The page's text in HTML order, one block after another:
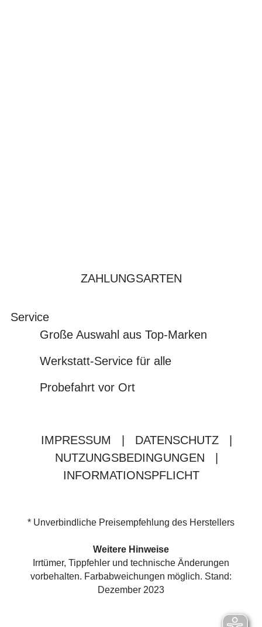
ZAHLUNGSARTEN
Service
Große Auswahl aus Top-Marken
Werkstatt-Service für alle
Probefahrt vor Ort
IMPRESSUM DATENSCHUTZ
NUTZUNGSBEDINGUNGEN
INFORMATIONSPFLICHT
* Unverbindliche Preisempfehlung des Herstellers
Weitere Hinweise
Irrtümer, Tippfehler und technische Änderungen
vorbehalten. Farbabweichungen möglich. Stand:
Dezember 2023